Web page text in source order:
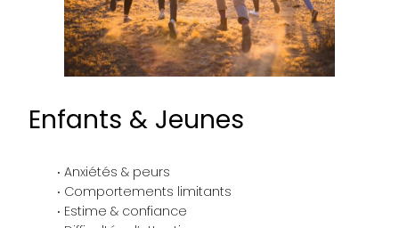
Enfants & Jeunes
Anxiétés & peurs
Comportements limitants
Estime & confiance